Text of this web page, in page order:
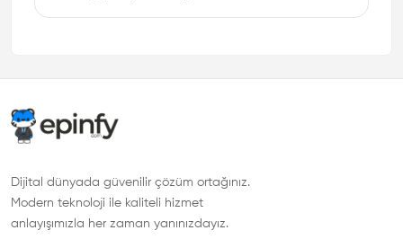
Dijital dünyada güvenilir çözüm ortağınız.
Modern teknoloji ile kaliteli hizmet
anlayışımızla her zaman yanınızdayız.